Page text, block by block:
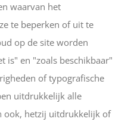
waarvan het
te beperken of uit te
op de site worden
is" en "zoals beschikbaar"
of typografische
uitdrukkelijk alle
ook, hetzij uitdrukkelijk of